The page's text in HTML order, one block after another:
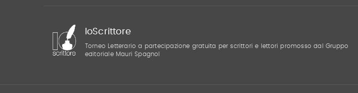
IoScrittore
Torneo Letterario a partecipazione gratuita per scrittori e lettori promosso dal Gruppo
editoriale Mauri Spagnol